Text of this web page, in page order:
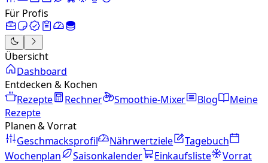
Für Profis
Übersicht
Dashboard
Entdecken & Kochen
Rezepte
Rechner Smoothie-Mixer Blog
Meine
Rezepte
Planen & Vorrat
Geschmacksprofil
Nährwertziele
Tagebuch
Wochenplan
Saisonkalender Einkaufsliste
Vorrat